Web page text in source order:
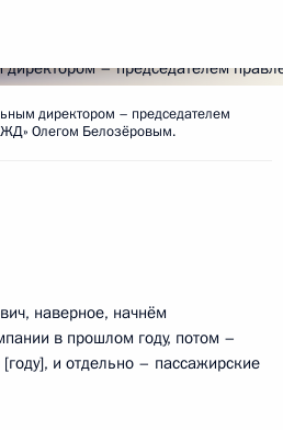
директором – председателем
Олегом Белозёровым.
наверное, начнём
в прошлом году, потом –
и отдельно – пассажирские